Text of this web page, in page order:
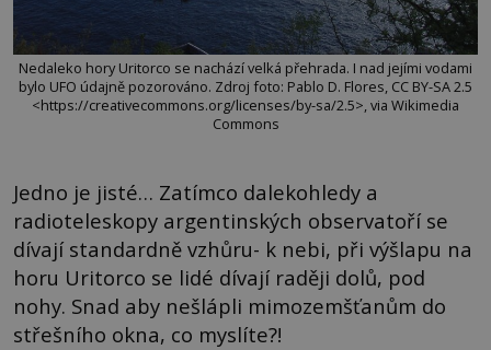
Nedaleko hory Uritorco se nachází velká přehrada. I nad jejími vodami
bylo UFO údajně pozorováno. Zdroj foto: Pablo D. Flores, CC BY-SA 2.5
<https://creativecommons.org/licenses/by-sa/2.5>, via Wikimedia
Commons
Jedno je jisté… Zatímco dalekohledy a
radioteleskopy argentinských observatoří se
dívají standardně vzhůru- k nebi, při výšlapu na
horu Uritorco se lidé dívají raději dolů, pod
nohy. Snad aby nešlápli mimozemšťanům do
střešního okna, co myslíte?!